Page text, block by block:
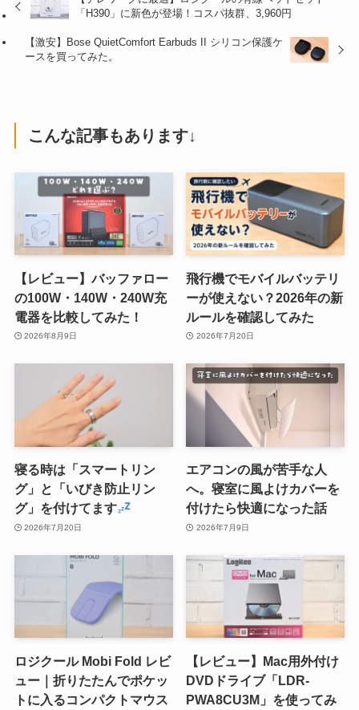
「H390」に新色が登場！コスパ抜群、3,960円
【激安】Bose QuietComfort Earbuds II シリコン保護ケ
ースを買ってみた。
こんな記事もあります↓
【レビュー】バッファロー
の100W・140W・240W充
電器を比較してみた！
2026年8月9日
飛行機でモバイルバッテリ
ーが使えない？2026年の新
ルールを確認してみた
2026年7月20日
寝る時は「スマートリン
グ」と「いびき防止リン
グ」を付けてます
2026年7月20日
エアコンの風が苦手な人
へ。寝室に風よけカバーを
付けたら快適になった話
2026年7月9日
ロジクール Mobi Fold レビ
ュー｜折りたたんでポケッ
トに入るコンパクトマウス
【レビュー】Mac用外付け
DVDドライブ「LDR-
PWA8CU3M」を使ってみ